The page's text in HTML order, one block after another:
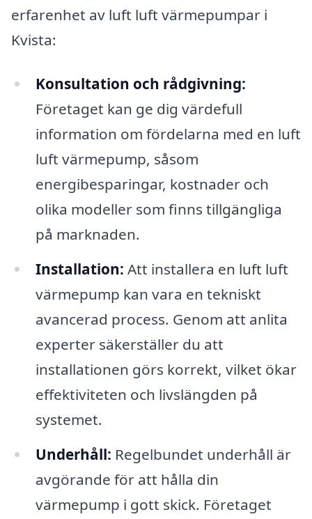
erfarenhet av luft luft värmepumpar i
Kvista:
Konsultation och rådgivning:
Företaget kan ge dig värdefull
information om fördelarna med en luft
luft värmepump, såsom
energibesparingar, kostnader och
olika modeller som finns tillgängliga
på marknaden.
Installation: Att installera en luft luft
värmepump kan vara en tekniskt
avancerad process. Genom att anlita
experter säkerställer du att
installationen görs korrekt, vilket ökar
effektiviteten och livslängden på
systemet.
Underhåll: Regelbundet underhåll är
avgörande för att hålla din
värmepump i gott skick. Företaget